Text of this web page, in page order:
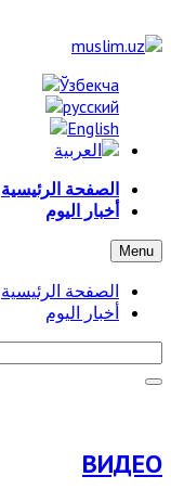
الصفحة الرئيسية
أخبار اليوم
Menu
الصفحة الرئيسية
أخبار اليوم
ВИДЕО